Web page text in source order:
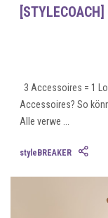
3 Accessoires = 1
Accessoires? So
Alle verwe ...
styleBREAKER